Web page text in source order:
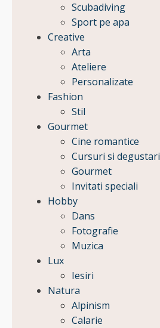
Scubadiving
Sport pe apa
Creative
Arta
Ateliere
Personalizate
Fashion
Stil
Gourmet
Cine romantice
Cursuri si degustari
Gourmet
Invitati speciali
Hobby
Dans
Fotografie
Muzica
Lux
Iesiri
Natura
Alpinism
Calarie